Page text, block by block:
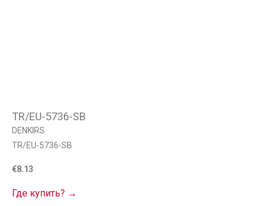
TR/EU-5736-SB
DENKIRS
TR/EU-5736-SB
€8.13
Где купить? →